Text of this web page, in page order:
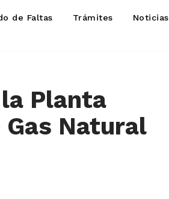
de Faltas Trámites Noticias
Planta
Natural